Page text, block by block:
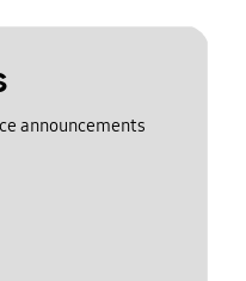
announcements